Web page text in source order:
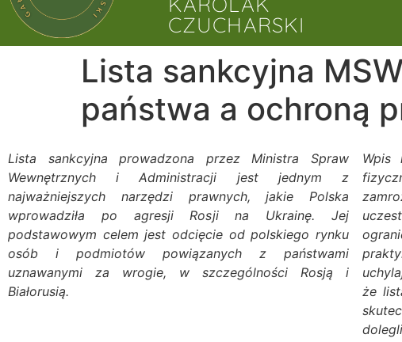
CZUCHARSKI
Lista sankcyjna
państwa a ochroną
Lista sankcyjna prowadzona przez Ministra Spraw
Wewnętrznych i Administracji jest jednym z
najważniejszych narzędzi prawnych, jakie Polska
wprowadziła po agresji Rosji na Ukrainę. Jej
podstawowym celem jest odcięcie od polskiego rynku
osób i podmiotów powiązanych z państwami
uznawanymi za wrogie, w szczególności Rosją i
Białorusią.
Wpis
że